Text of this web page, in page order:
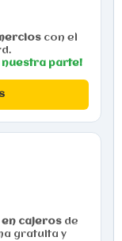
con el
nuestra parte!
cajeros de
gratuita y